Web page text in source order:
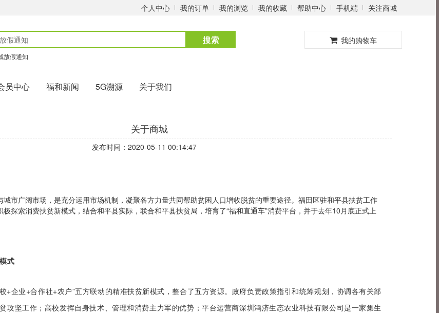
个人中心 我的订单 我的浏览 我的收藏 帮助中心 手机端 关注商城
搜索
放假通知
我的购物车
员中心 福和新闻 5G溯源 关于我们
关于商城
发布时间：2020-05-11 00:14:47
市广阔市场，是充分运用市场机制，凝聚各方力量共同帮助贫困人口增收脱贫的重要途径。福田区驻和平县扶贫工作
探索消费扶贫新模式，结合和平县实际，联合和平县扶贫局，培育了“福和直通车”消费平台，并于去年10月底正式上
式
+企业+合作社+农户”五方联动的精准扶贫新模式，整合了五方资源。政府负责政策指引和统筹规划，协调各有关部
攻坚工作；高校发挥自身技术、管理和消费主力军的优势；平台运营商深圳鸿济生态农业科技有限公司是一家集生